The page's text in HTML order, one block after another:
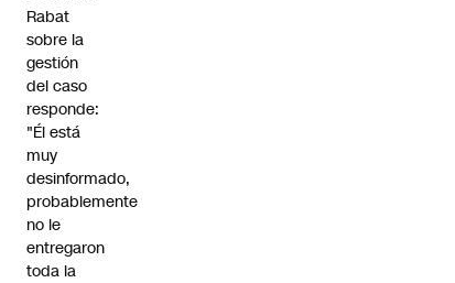
Rabat
sobre la
gestión
del caso
responde:
"Él está
muy
desinformado,
probablemente
no le
entregaron
toda la